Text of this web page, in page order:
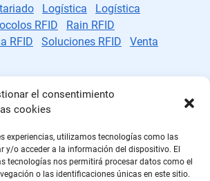
el consentimiento
cookies
experiencias, utilizamos tecnologías como las
y/o acceder a la información del dispositivo. El
tecnologías nos permitirá procesar datos como el
o las identificaciones únicas en este sitio.
Logística
Logística
RFID
Rain RFID
RFID Soluciones RFID
Venta
de etiquetas RFID
de cookies